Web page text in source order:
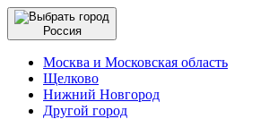
Россия
Москва и Московская область
Щелково
Нижний Новгород
Другой город